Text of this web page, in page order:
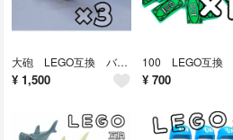
大砲 LEGO互換 バズーカ レゴ武器 誕生日プレゼント 七夕 インテリア
¥ 1,500 ¥ 700